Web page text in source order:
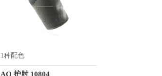
1种配色
AQ 护肘 10804